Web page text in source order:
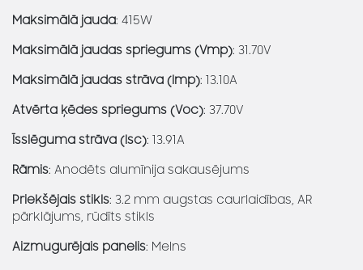
Maksimālā jauda: 415W
Maksimālā jaudas spriegums (Vmp): 31.70V
Maksimālā jaudas strāva (Imp): 13.10A
Atvērta ķēdes spriegums (Voc): 37.70V
Īsslēguma strāva (Isc): 13.91A
Rāmis: Anodēts alumīnija sakausējums
Priekšējais stikls: 3.2 mm augstas caurlaidības, AR
pārklājums, rūdīts stikls
Aizmugurējais panelis: Melns